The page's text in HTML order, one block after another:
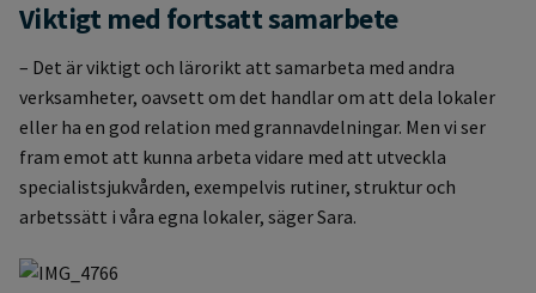
Viktigt med fortsatt samarbete
– Det är viktigt och lärorikt att samarbeta med andra
verksamheter, oavsett om det handlar om att dela lokaler
eller ha en god relation med grannavdelningar. Men vi ser
fram emot att kunna arbeta vidare med att utveckla
specialistsjukvården, exempelvis rutiner, struktur och
arbetssätt i våra egna lokaler, säger Sara.